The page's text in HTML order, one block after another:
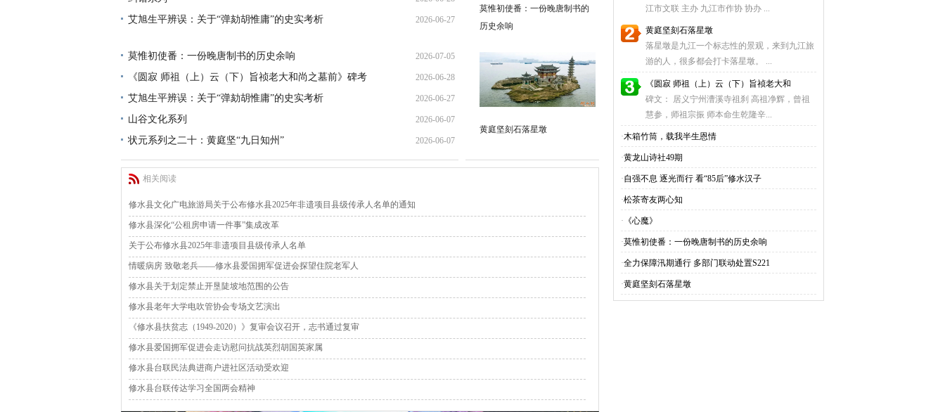
08:53:00
艾旭生平辨误：关于“弹劾胡惟庸”的史实考析 2026-06-27
莫惟初使番：一份晚唐制书的历史余响 2026-07-05
20:17:26
《圆寂 师祖（上）云（下）旨祯老大和尚之墓前》碑考 2026-06-28
09:00:27
艾旭生平辨误：关于“弹劾胡惟庸”的史实考析 2026-06-27
23:33:35
山谷文化系列 2026-06-07
11:00:09
状元系列之二十：黄庭坚“九日知州” 2026-06-07
09:45:12
莫惟初使番：一份晚唐制书的
历史余响
黄庭坚刻石落星墩
相关阅读
修水县文化广电旅游局关于公布修水县2025年非遗项目县级传承人名单的通知
修水县深化“公租房申请一件事”集成改革
关于公布修水县2025年非遗项目县级传承人名单
情暖病房 致敬老兵——修水县爱国拥军促进会探望住院老军人
修水县关于划定禁止开垦陡坡地范围的公告
修水县老年大学电吹管协会专场文艺演出
《修水县扶贫志（1949-2020）》复审会议召开，志书通过复审
修水县爱国拥军促进会走访慰问抗战英烈胡国英家属
修水县台联民法典进商户进社区活动受欢迎
修水县台联传达学习全国两会精神
江市文联 主办 九江市作协 协办 ...
黄庭坚刻石落星墩
落星墩是九江一个标志性的景观，来到九江旅
游的人，很多都会打卡落星墩。 ...
《圆寂 师祖（上）云（下）旨祯老大和
碑文： 居义宁州漕溪寺祖刹 高祖净辉，曾祖
慧参，师祖宗振 师本命生乾隆辛...
·木箱竹筒，载我半生恩情
·黄龙山诗社49期
·自强不息 逐光而行 看“85后”修水汉子
·松茶寄友两心知
· 《心魔》
·莫惟初使番：一份晚唐制书的历史余响
·全力保障汛期通行 多部门联动处置S221
·黄庭坚刻石落星墩